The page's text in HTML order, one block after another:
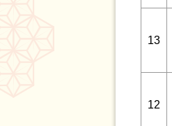
13
12